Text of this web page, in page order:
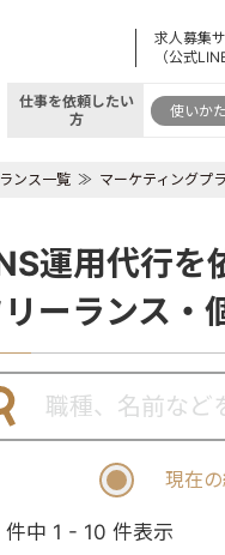
求人募集
（公式
仕事を依頼したい
方
使いか
ンス一覧 マーケティングプ
運用代行を
リーランス・
現在
件中 1 - 10 件表示